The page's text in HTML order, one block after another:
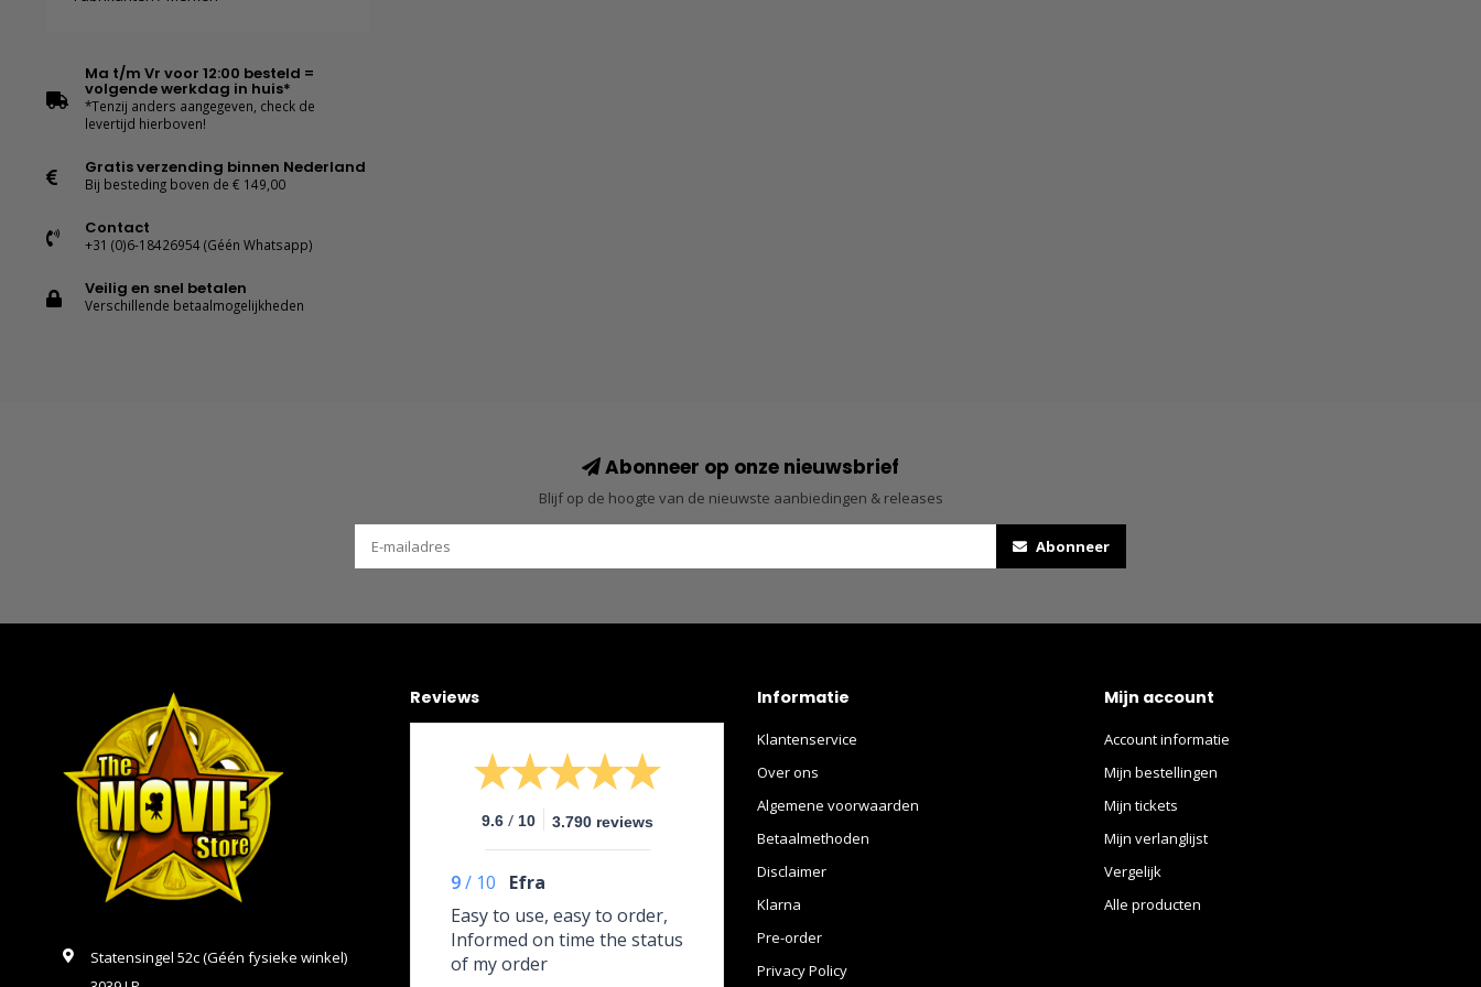
Ma t/m Vr voor 12:00 besteld =
volgende werkdag in huis*
*Tenzij anders aangegeven, check de
levertijd hierboven!
Gratis verzending binnen Nederland
Bij besteding boven de € 149,00
Contact
+31 (0)6-18426954 (Géén Whatsapp)
Veilig en snel betalen
Verschillende betaalmogelijkheden
Abonneer op onze nieuwsbrief
Blijf op de hoogte van de nieuwste aanbiedingen & releases
Abonneer
Statensingel 52c (Géén fysieke winkel)
Reviews
9.6 / 10 3.790 reviews
9 / 10
Efra
Easy to use, easy to order,
Informed on time the status
of my order
Informatie
Klantenservice
Over ons
Algemene voorwaarden
Betaalmethoden
Disclaimer
Klarna
Pre-order
Privacy Policy
Mijn account
Account informatie
Mijn bestellingen
Mijn tickets
Mijn verlanglijst
Vergelijk
Alle producten